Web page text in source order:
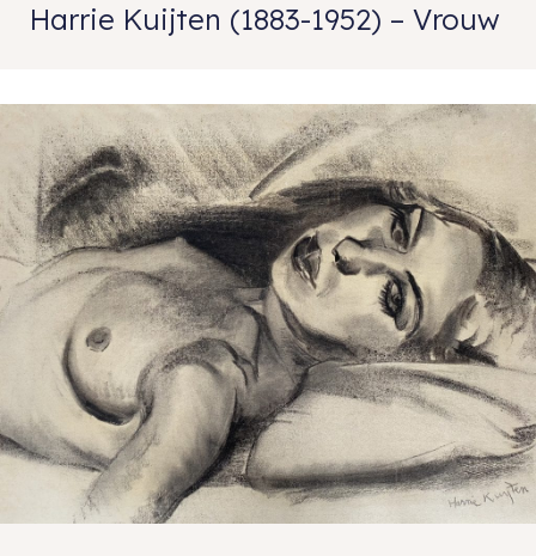
Harrie Kuijten (1883-1952) – Vrouw